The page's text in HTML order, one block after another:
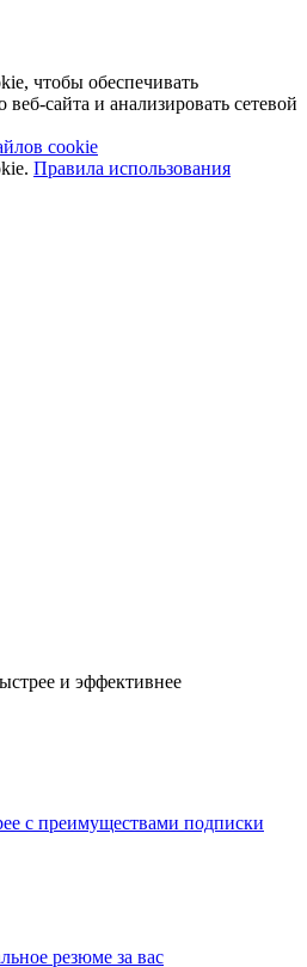
чтобы обеспечивать
сайта и анализировать сетевой
cookie
Правила использования
и эффективнее
с преимуществами подписки
резюме за вас